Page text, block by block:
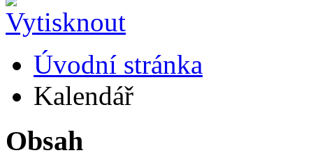
Úvodní stránka
Kalendář
Obsah